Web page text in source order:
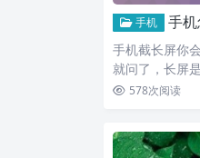
手机 手机怎
手机截长屏你
就问了，长屏
大家啊，截长屏
578次阅读